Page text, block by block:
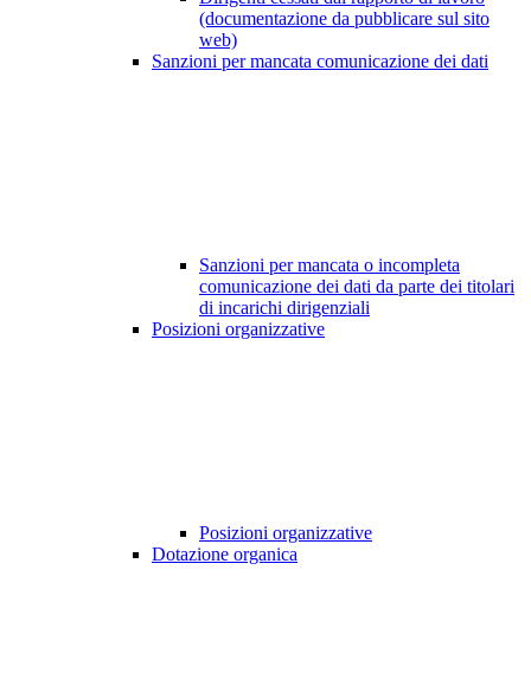
(documentazione da pubblicare sul sito
web)
Sanzioni per mancata comunicazione dei dati
Sanzioni per mancata o incompleta
comunicazione dei dati da parte dei titolari
di incarichi dirigenziali
Posizioni organizzative
Posizioni organizzative
Dotazione organica